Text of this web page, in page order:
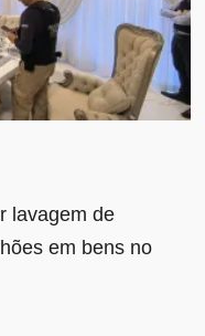
lavagem de
em bens no